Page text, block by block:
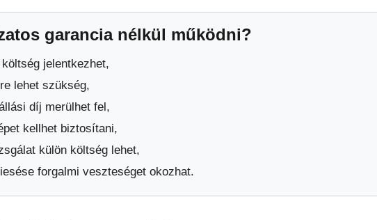
garancia nélkül működni?
jelentkezhet,
lehet szükség,
díj merülhet fel,
kellhet biztosítani,
külön költség lehet,
forgalmi veszteséget okozhat.